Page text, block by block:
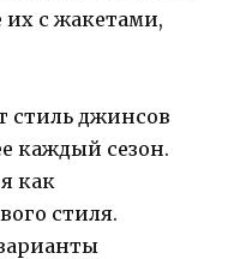
их с жакетами,
стиль джинсов
каждый сезон.
как
стиля.